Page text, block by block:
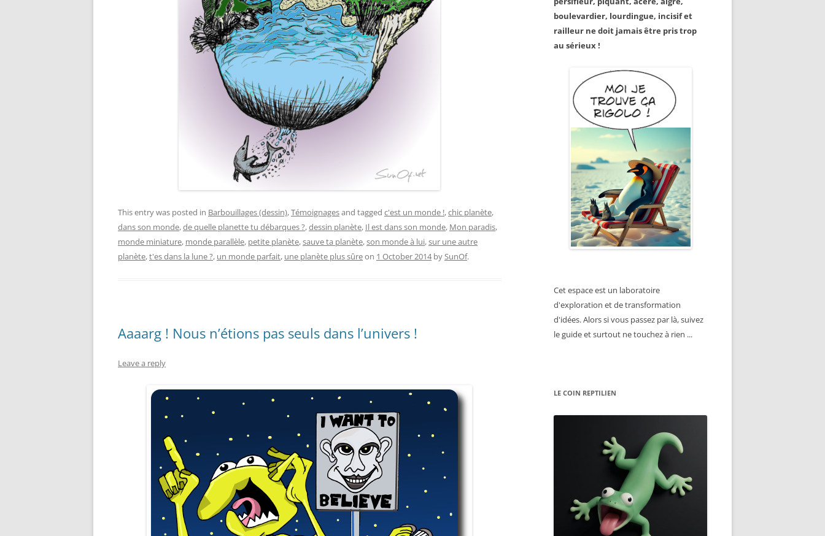
This entry was posted in Barbouillages (dessin),Témoignagesand tagged c'est un monde !,chic planète,
dans son monde,de quelle planette tu débarques ?,dessin planète, Il est dans son monde, Mon paradis,
monde miniature, monde parallèle, petite planète,sauve ta planète,son monde à lui,sur une autre
planète,t'es dans la lune ?, un monde parfait, une planète plus sûreon 1 October 2014bySunOf.
Aaaarg ! Nous n’étions pas seuls dans l’univers !
Leave a reply
boulevardier, lourdingue, incisif et
railleur ne doit jamais être pris trop
au sérieux !
Cet espace est un laboratoire
d'exploration et de transformation
d'idées. Alors si vous passez par là, suivez
le guide et surtout ne touchez à rien ...
LE COIN REPTILIEN